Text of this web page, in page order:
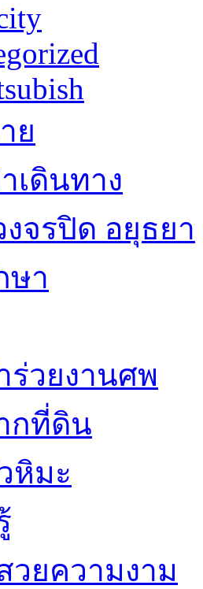
ย
เดินทาง
งจรปิด อยุธยา
ษา
ร่วยงานศพ
กที่ดิน
หิมะ
วยความงาม